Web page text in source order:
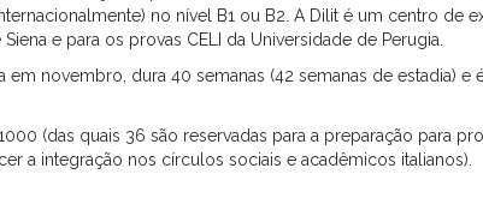
no nível B1 ou B2. A Dilit é um centro de
e para os provas CELI da Universidade de Perugia.
em novembro, dura 40 semanas (42 semanas de estadia) e
(das quais 36 são reservadas para a preparação para
a integração nos círculos sociais e acadêmicos italianos).